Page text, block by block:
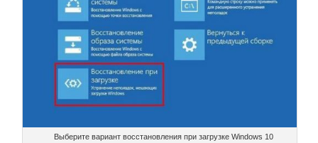
Выберите вариант восстановления при загрузке Windows 10